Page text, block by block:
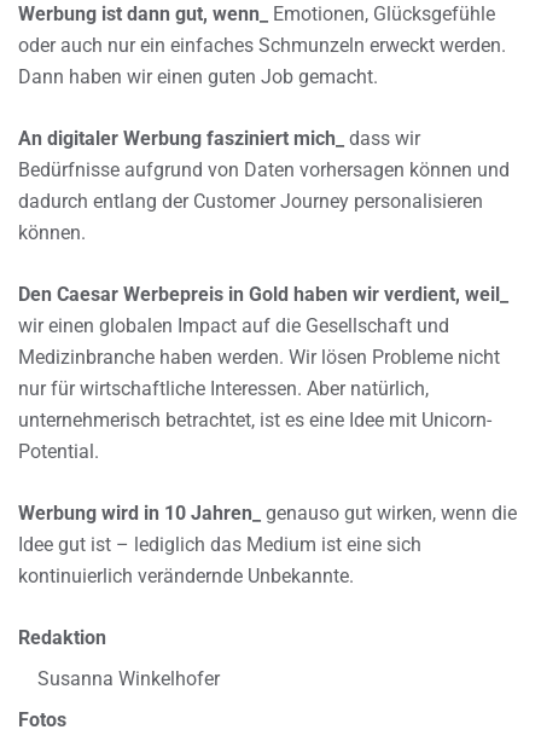
Werbung ist dann gut, wenn_
Emotionen, Glücksgefühle
oder auch nur ein einfaches Schmunzeln erweckt werden.
Dann haben wir einen guten Job gemacht.
An digitaler Werbung fasziniert mich_
dass wir
Bedürfnisse aufgrund von Daten vorhersagen können und
dadurch entlang der Customer Journey personalisieren
können.
Den Caesar Werbepreis in Gold haben wir verdient, weil_
wir einen globalen Impact auf die Gesellschaft und
Medizinbranche haben werden. Wir lösen Probleme nicht
nur für wirtschaftliche Interessen. Aber natürlich,
unternehmerisch betrachtet, ist es eine Idee mit Unicorn-
Potential.
Werbung wird in 10 Jahren_
genauso gut wirken, wenn die
Idee gut ist – lediglich das Medium ist eine sich
kontinuierlich verändernde Unbekannte.
Redaktion
Susanna Winkelhofer
Fotos